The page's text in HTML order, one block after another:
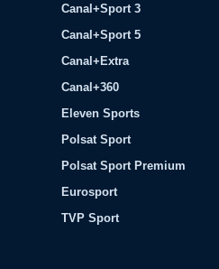
Canal+Sport 3
Canal+Sport 5
Canal+Extra
Canal+360
Eleven Sports
Polsat Sport
Polsat Sport Premium
Eurosport
TVP Sport